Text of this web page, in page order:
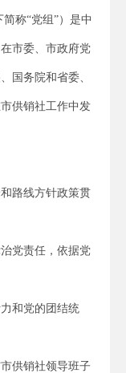
称“党组”）是中
市委、市政府党
国务院和省委、
供销社工作中发
路线方针政策贯
党责任，依据党
和党的团结统
供销社领导班子